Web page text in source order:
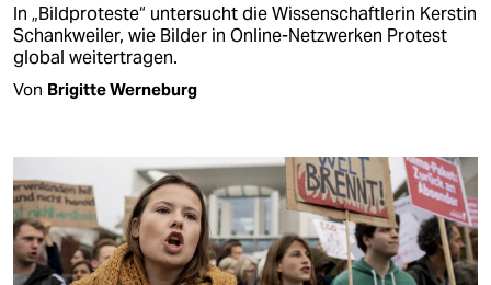
In „Bildproteste“ untersucht die Wissenschaftlerin Kerstin
Schankweiler, wie Bilder in Online-Netzwerken Protest
global weitertragen.
Von Brigitte Werneburg